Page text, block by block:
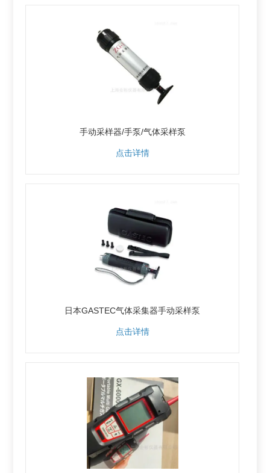
手动采样器/手泵/气体采样泵
点击详情
日本GASTEC气体采集器手动采样泵
点击详情